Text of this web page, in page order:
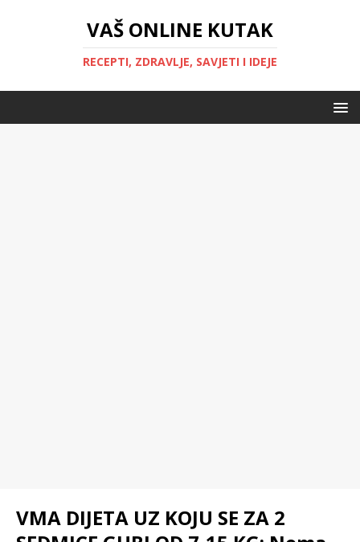
VAŠ ONLINE KUTAK
RECEPTI, ZDRAVLJE, SAVJETI I IDEJE
VMA DIJETA UZ KOJU SE ZA 2